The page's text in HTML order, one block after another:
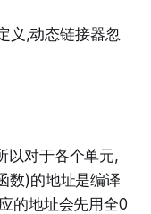
义,动态链接器忽
以对于各个单元,
数)的地址是编译
的地址会先用全0